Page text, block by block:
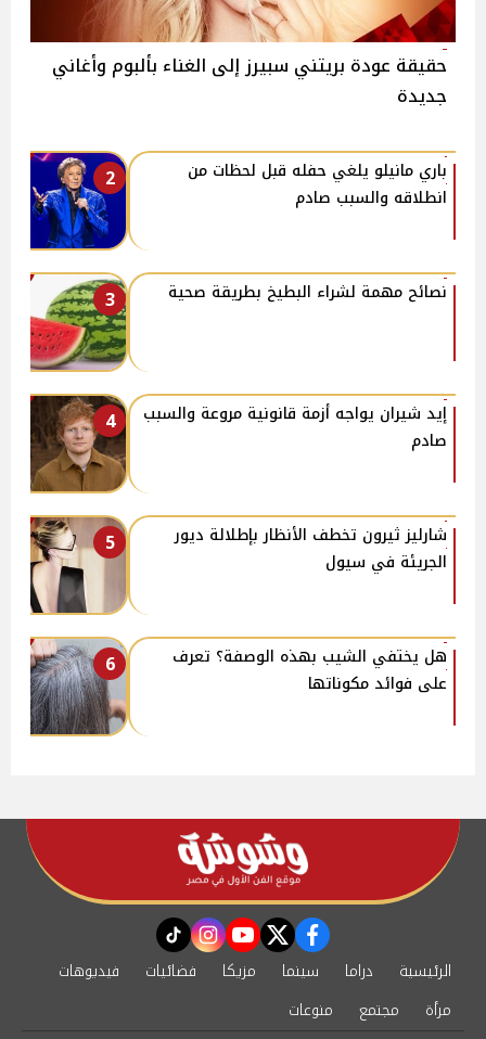
حقيقة عودة بريتني سبيرز إلى الغناء بألبوم وأغاني
جديدة
2
باري مانيلو يلغي حفله قبل لحظات من
انطلاقه والسبب صادم
3 نصائح مهمة لشراء البطيخ بطريقة صحية
4
إيد شيران يواجه أزمة قانونية مروعة والسبب
صادم
5
شارليز ثيرون تخطف الأنظار بإطلالة ديور
الجريئة في سيول
6
هل يختفي الشيب بهذه الوصفة؟ تعرف
على فوائد مكوناتها
facebook
twitter
youtube
instagram
tiktok
الرئيسية دراما سينما مزيكا فضائيات
فيديوهات
مرأة
مجتمع منوعات